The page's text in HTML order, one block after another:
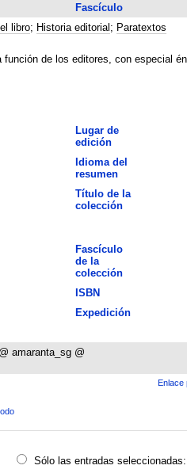
Fascículo
libro; Historia editorial ; Paratextos
función de los editores, con especial
Lugar de
edición
Idioma del
resumen
Título de la
colección
Fascículo
de la
colección
ISBN
Expedición
amaranta_sg @
Enlace
Sólo las entradas seleccionadas: